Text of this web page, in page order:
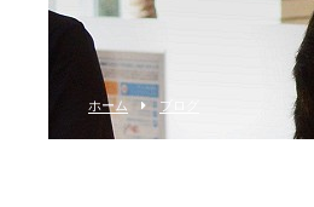
ホーム ブログ